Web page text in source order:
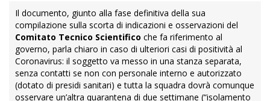
Il documento, giunto alla fase definitiva della sua
compilazione sulla scorta di indicazioni e osservazioni del
Comitato Tecnico Scientifico che fa riferimento al
governo, parla chiaro in caso di ulteriori casi di positività al
Coronavirus: il soggetto va messo in una stanza separata,
senza contatti se non con personale interno e autorizzato
(dotato di presidi sanitari) e tutta la squadra dovrà comunque
osservare un’altra quarantena di due settimane (“isolamento